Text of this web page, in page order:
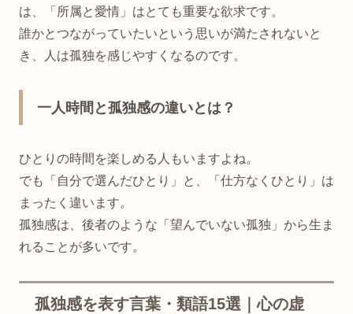
は、「所属と愛情」はとても重要な欲求です。
誰かとつながっていたいという思いが満たされないと
き、人は孤独を感じやすくなるのです。
一人時間と孤独感の違いとは？
ひとりの時間を楽しめる人もいますよね。
でも「自分で選んだひとり」と、「仕方なくひとり」は
まったく違います。
孤独感は、後者のような「望んでいない孤独」から生ま
れることが多いです。
孤独感を表す言葉・類語15選｜心の虚